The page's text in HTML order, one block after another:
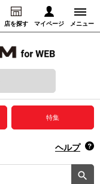
店を探す マイページ メニュー
録音からさがす
特集
ヘルプ